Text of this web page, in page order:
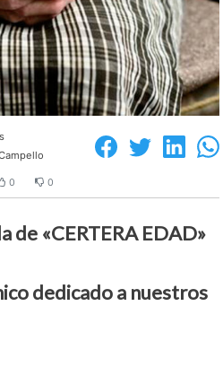
0 0
de «CERTERA EDAD»
dedicado a nuestros